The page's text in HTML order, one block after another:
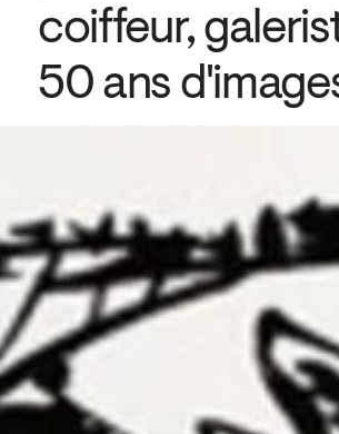
coiffeur,
50 ans